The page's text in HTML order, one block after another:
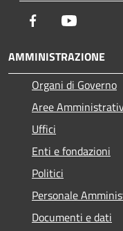
Facebook
AMMINISTRAZIONE
Organi di Governo
Aree
Uffici
Enti e fondazioni
Politici
Personale
Documenti e dati